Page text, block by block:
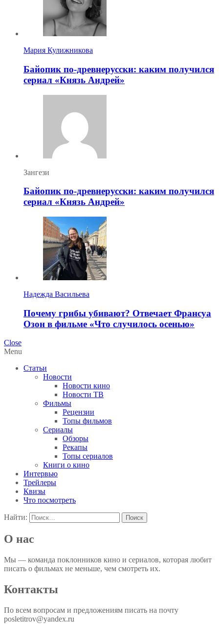
Мария Кулижникова
Байопик по-древнерусски: каким получился
сериал «Князь Андрей»
Зангези
Байопик по-древнерусски: каким получился
сериал «Князь Андрей»
Надежда Васильева
Почему грибы убивают? Отвечает Франсуа
Озон в фильме «Что случилось осенью»
Close
Menu
Статьи
Новости
Новости кино
Новости ТВ
Фильмы
Рецензии
Топы фильмов
Сериалы
Обзоры
Рекапы
Топы сериалов
Книги о кино
Интервью
Трейлеры
Квизы
Что посмотреть
Найти:
О нас
Мы — команда поклонников кино и сериалов, которая любит
писать о фильмах не меньше, чем смотреть их.
Контакты
По всем вопросам и предложениям писать на почту
posletitrov@yandex.ru